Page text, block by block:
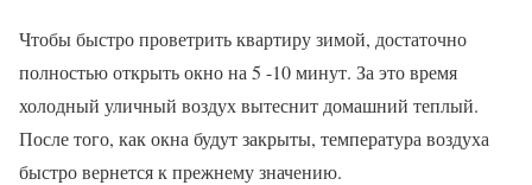
Чтобы быстро проветрить квартиру зимой, достаточно
полностью открыть окно на 5 -10 минут. За это время
холодный уличный воздух вытеснит домашний теплый.
После того, как окна будут закрыты, температура воздуха
быстро вернется к прежнему значению.